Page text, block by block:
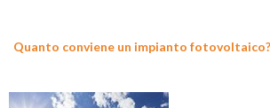
Quanto conviene un impianto fotovoltaico?